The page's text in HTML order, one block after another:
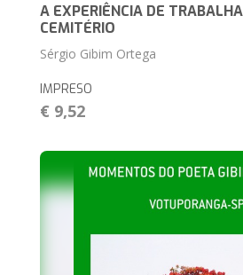
A EXPERIÊNCIA DE
CEMITÉRIO
Sérgio Gibim Ortega
IMPRESO
€ 9,52